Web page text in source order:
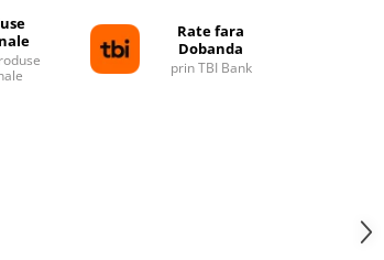
Rate fara
Dobanda
prin TBI Bank